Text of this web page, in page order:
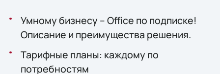
Умному бизнесу – Office по подписке!
Описание и преимущества решения.
Тарифные планы: каждому по
потребностям